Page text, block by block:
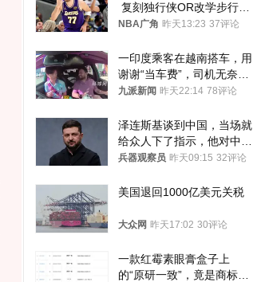
复刻独行侠OR改学步行
者？
NBA广角 昨天13:23 37评论
一印度乘客在越南搭车，用
谢谢“当车费”，司机无奈发
笑；印度网友：不代表印度
九派新闻 昨天22:14 78评论
泽连斯基谈到中国，当场就
给众人下了指示，他对中国
和中乌关系，显然又有了新
兵器观察员 昨天09:15 32评论
美国退回1000亿美元关税
大众网 昨天17:02 30评论
一款红霉素眼膏盒子上
的“原研一致”，竟是商标！